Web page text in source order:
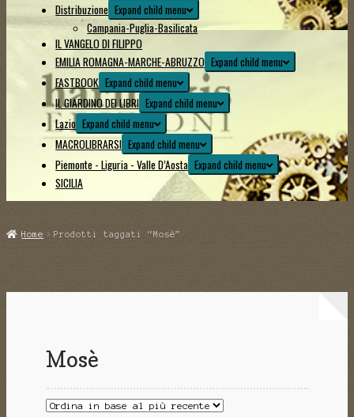
Distribuzione Expand child menu
Campania-Puglia-Basilicata
IL VANGELO DI FILIPPO
EMILIA ROMAGNA-MARCHE-ABRUZZO Expand child menu
FASTBOOK Expand child menu
IL GIARDINO DEI LIBRI Expand child menu
Lazio Expand child menu
MACROLIBRARSI Expand child menu
Piemonte - Liguria - Valle D’Aosta Expand child menu
SICILIA
Home Prodotti taggati “Mosè”
Mosè